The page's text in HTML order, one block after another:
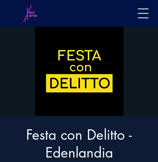
Festa con Delitto -
Edenlandia